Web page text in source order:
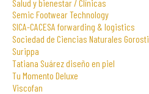
Salud y bienestar / Clínicas
Semic Footwear Technology
SICA-CACESA forwarding & logistics
Sociedad de Ciencias Naturales Gorosti
Surippa
Tatiana Suárez diseño en piel
Tu Momento Deluxe
Viscofan